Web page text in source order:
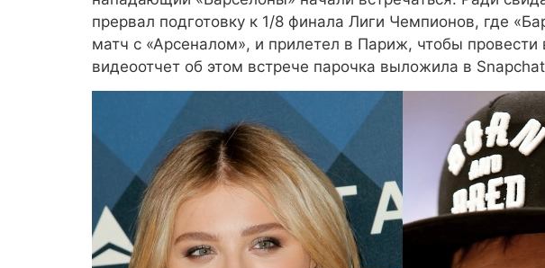
прервал подготовку к 1/8 финала Лиги Чемпионов, где
матч с «Арсеналом», и прилетел в Париж, чтобы
видеоотчет об этом встрече парочка выложила в